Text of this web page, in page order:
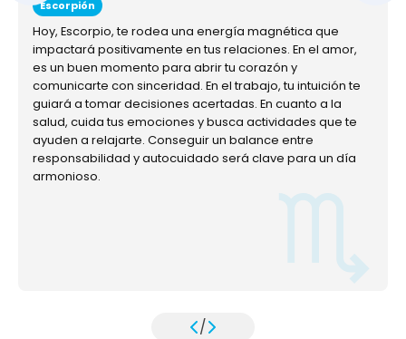
Escorpión
Hoy, Escorpio, te rodea una energía magnética que
impactará positivamente en tus relaciones. En el amor,
es un buen momento para abrir tu corazón y
comunicarte con sinceridad. En el trabajo, tu intuición te
guiará a tomar decisiones acertadas. En cuanto a la
salud, cuida tus emociones y busca actividades que te
ayuden a relajarte. Conseguir un balance entre
responsabilidad y autocuidado será clave para un día
armonioso.
/